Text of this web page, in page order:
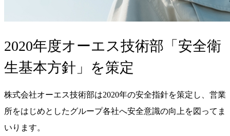
2020年度オーエス技術部「安全衛
生基本方針」を策定
株式会社オーエス技術部は2020年の安全指針を策定し、営業
所をはじめとしたグループ各社へ安全意識の向上を図ってま
いります。